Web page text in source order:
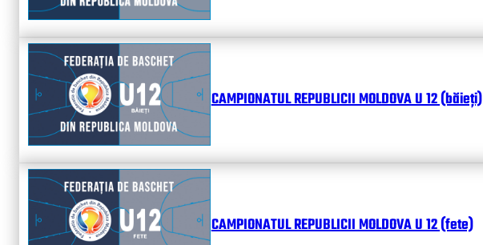
CAMPIONATUL REPUBLICII MOLDOVA U 12 (băieți)
CAMPIONATUL REPUBLICII MOLDOVA U 12 (fete)